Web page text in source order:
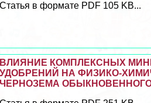
Статья в формате PDF 105 KB...
ВЛИЯНИЕ КОМПЛЕКСНЫХ
УДОБРЕНИЙ НА ФИЗИКО-
ЧЕРНОЗЕМА